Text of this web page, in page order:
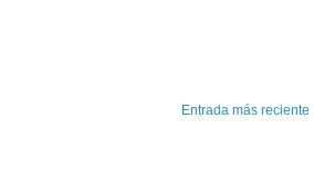
Entrada más reciente